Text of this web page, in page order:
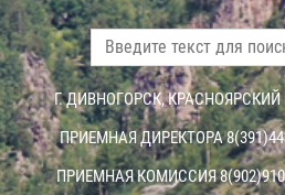
Г. ДИВНОГОРСК,
ПРИЕМНАЯ ДИРЕКТОРА
ПРИЕМНАЯ КОМИССИЯ